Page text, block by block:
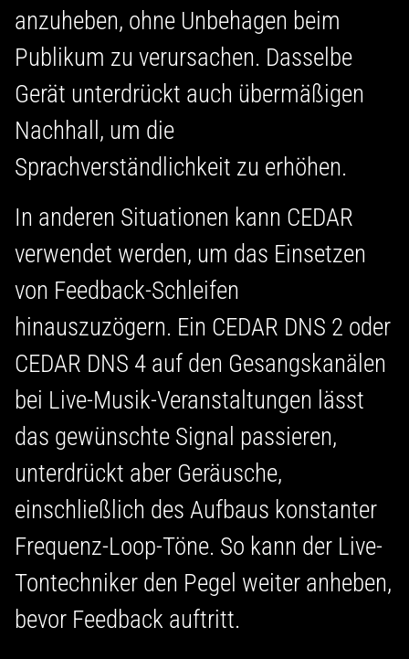
anzuheben, ohne Unbehagen beim
Publikum zu verursachen. Dasselbe
Gerät unterdrückt auch übermäßigen
Nachhall, um die
Sprachverständlichkeit zu erhöhen.
In anderen Situationen kann CEDAR
verwendet werden, um das Einsetzen
von Feedback-Schleifen
hinauszuzögern. Ein CEDAR DNS 2 oder
CEDAR DNS 4 auf den Gesangskanälen
bei Live-Musik-Veranstaltungen lässt
das gewünschte Signal passieren,
unterdrückt aber Geräusche,
einschließlich des Aufbaus konstanter
Frequenz-Loop-Töne. So kann der Live-
Tontechniker den Pegel weiter anheben,
bevor Feedback auftritt.